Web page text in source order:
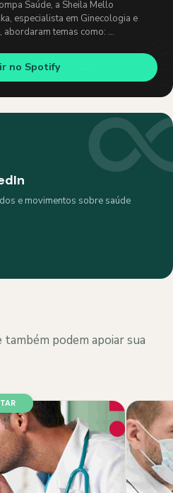
Saúde, a Sheila Mello
especialista em Ginecologia e
abordaram temas como: …
no Spotify
e movimentos sobre saúde
podem apoiar sua